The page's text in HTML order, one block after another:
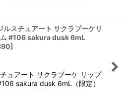
ルスチュアート サクラブーケリ
ム #106 sakura dusk 6mL
]
ュアート サクラブーケ リップ
sakura dusk 6mL（限定）